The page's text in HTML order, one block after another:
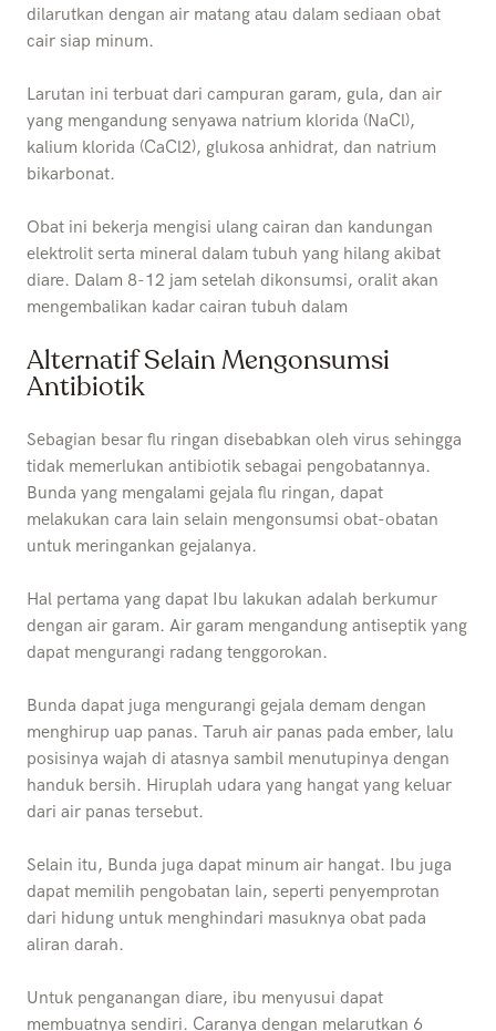
dilarutkan dengan air matang atau dalam sediaan obat
cair siap minum.
Larutan ini terbuat dari campuran garam, gula, dan air
yang mengandung senyawa natrium klorida (NaCl),
kalium klorida (CaCl2), glukosa anhidrat, dan natrium
bikarbonat.
Obat ini bekerja mengisi ulang cairan dan kandungan
elektrolit serta mineral dalam tubuh yang hilang akibat
diare. Dalam 8-12 jam setelah dikonsumsi, oralit akan
mengembalikan kadar cairan tubuh dalam
Alternatif Selain Mengonsumsi
Antibiotik
Sebagian besar flu ringan disebabkan oleh virus sehingga
tidak memerlukan antibiotik sebagai pengobatannya.
Bunda yang mengalami gejala flu ringan, dapat
melakukan cara lain selain mengonsumsi obat-obatan
untuk meringankan gejalanya.
Hal pertama yang dapat Ibu lakukan adalah berkumur
dengan air garam. Air garam mengandung antiseptik yang
dapat mengurangi radang tenggorokan.
Bunda dapat juga mengurangi gejala demam dengan
menghirup uap panas. Taruh air panas pada ember, lalu
posisinya wajah di atasnya sambil menutupinya dengan
handuk bersih. Hiruplah udara yang hangat yang keluar
dari air panas tersebut.
Selain itu, Bunda juga dapat minum air hangat. Ibu juga
dapat memilih pengobatan lain, seperti penyemprotan
dari hidung untuk menghindari masuknya obat pada
aliran darah.
Untuk penganangan diare, ibu menyusui dapat
membuatnya sendiri. Caranya dengan melarutkan 6